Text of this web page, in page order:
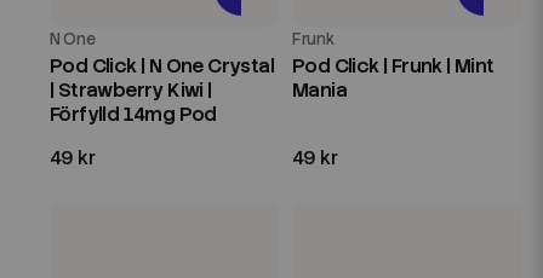
N One
Pod Click | N One Crystal
| Strawberry Kiwi |
Förfylld 14mg Pod
49 kr
Frunk
Pod Click | Frunk | Mint
Mania
49 kr